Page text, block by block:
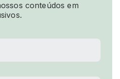
conteúdos em